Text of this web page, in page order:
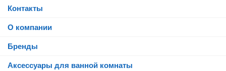
Контакты
О компании
Бренды
Аксессуары для ванной комнаты